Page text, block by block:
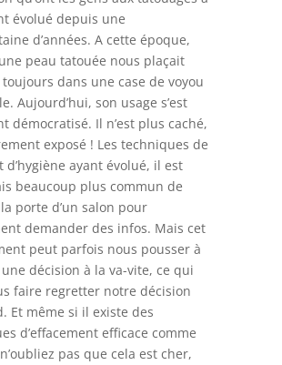
évolué depuis une
d’années. A cette époque,
peau tatouée nous plaçait
dans une case de voyou
Aujourd’hui, son usage s’est
démocratisé. Il n’est plus caché,
exposé ! Les techniques de
d’hygiène ayant évolué, il est
beaucoup plus commun de
porte d’un salon pour
demander des infos. Mais cet
peut parfois nous pousser à
décision à la va-vite, ce qui
faire regretter notre décision
Et même si il existe des
d’effacement efficace comme
pas que cela est cher,